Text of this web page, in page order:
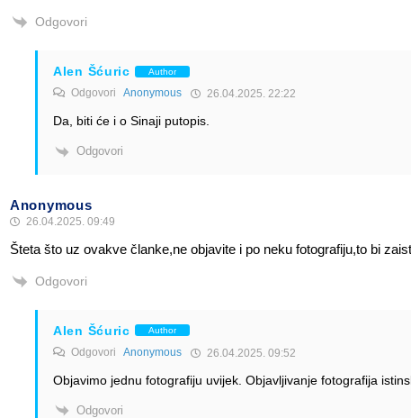
Odgovori
Alen Šćuric Author
Odgovori Anonymous 26.04.2025. 22:22
Da, biti će i o Sinaji putopis.
Odgovori
Anonymous
26.04.2025. 09:49
Šteta što uz ovakve članke,ne objavite i po neku fotografiju,to bi
Odgovori
Alen Šćuric Author
Odgovori Anonymous 26.04.2025. 09:52
Objavimo jednu fotografiju uvijek. Objavljivanje fotografija
Odgovori